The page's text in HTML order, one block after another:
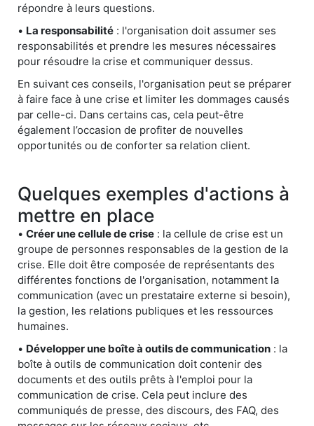
répondre à leurs questions.
• La responsabilité : l'organisation doit assumer ses
responsabilités et prendre les mesures nécessaires
pour résoudre la crise et communiquer dessus.
En suivant ces conseils, l'organisation peut se préparer
à faire face à une crise et limiter les dommages causés
par celle-ci. Dans certains cas, cela peut-être
également l’occasion de profiter de nouvelles
opportunités ou de conforter sa relation client.
Quelques exemples d'actions à
mettre en place
• Créer une cellule de crise : la cellule de crise est un
groupe de personnes responsables de la gestion de la
crise. Elle doit être composée de représentants des
différentes fonctions de l'organisation, notamment la
communication (avec un prestataire externe si besoin),
la gestion, les relations publiques et les ressources
humaines.
• Développer une boîte à outils de communication : la
boîte à outils de communication doit contenir des
documents et des outils prêts à l'emploi pour la
communication de crise. Cela peut inclure des
communiqués de presse, des discours, des FAQ, des